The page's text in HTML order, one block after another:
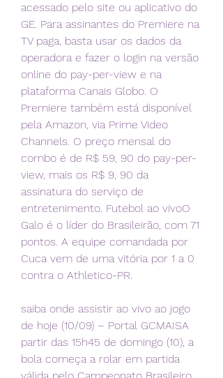
acessado pelo site ou aplicativo do
GE. Para assinantes do Premiere na
TV paga, basta usar os dados da
operadora e fazer o login na versão
online do pay-per-view e na
plataforma Canais Globo. O
Premiere também está disponível
pela Amazon, via Prime Video
Channels. O preço mensal do
combo é de R$ 59, 90 do pay-per-
view, mais os R$ 9, 90 da
assinatura do serviço de
entretenimento. Futebol ao vivoO
Galo é o líder do Brasileirão, com 71
pontos. A equipe comandada por
Cuca vem de uma vitória por 1 a 0
contra o Athletico-PR.
saiba onde assistir ao vivo ao jogo
de hoje (10/09) – Portal GCMAISA
partir das 15h45 de domingo (10), a
bola começa a rolar em partida